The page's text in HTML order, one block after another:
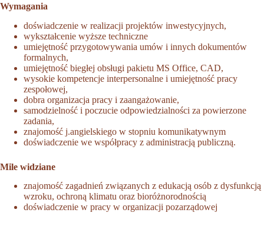
Wymagania
doświadczenie w realizacji projektów inwestycyjnych,
wykształcenie wyższe techniczne
umiejętność przygotowywania umów i innych dokumentów
formalnych,
umiejętność biegłej obsługi pakietu MS Office, CAD,
wysokie kompetencje interpersonalne i umiejętność pracy
zespołowej,
dobra organizacja pracy i zaangażowanie,
samodzielność i poczucie odpowiedzialności za powierzone
zadania,
znajomość j.angielskiego w stopniu komunikatywnym
doświadczenie we współpracy z administracją publiczną.
Mile widziane
znajomość zagadnień związanych z edukacją osób z dysfunkcją
wzroku, ochroną klimatu oraz bioróżnorodnością
doświadczenie w pracy w organizacji pozarządowej